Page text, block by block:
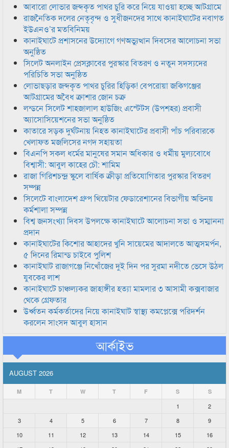
আবারো লোভার জব্দকৃত পাথর চুরি করে নিয়ে যাওয়া হচ্ছে আটগ্রামে
রাজনৈতিক দলের নেতৃবৃন্দ ও সুধীজনদের সাথে কানাইঘাটের নবাগত
ইউএনও’র মতবিনিময়
কানাইঘাটে প্রশাসনের উদ্যোগে গণঅভ্যুত্থান দিবসের আলোচনা সভা
অনুষ্ঠিত
সিলেট অনলাইন প্রেসক্লাবের পুরস্কার বিতরণ ও নতুন সদস্যদের
পরিচিতি সভা অনুষ্ঠিত
লোভাছড়ার জব্দকৃত পাথর চুরির হিড়িক! বেপরোয়া জকিগঞ্জের
আটগ্রামের অবৈধ ক্রাশার জোন চক্র
লন্ডনে সিলেট শাহজালাল হাউজিং এস্টেটস (উপশহর) প্রবাসী
অ্যাসোসিয়েশনের সভা অনুষ্ঠিত
কাতারে সড়ক দুর্ঘটনায় নিহত কানাইঘাটের প্রবাসী পাঁচ পরিবারকে
খেলাফত মজলিসের নগদ সহায়তা
বিএনপি সকল ধর্মের মানুষের সমান অধিকার ও ধর্মীয় মুল্যবোধে
বিশ্বাসী: আবুল কাহের চৌ: শামিম
রাজা গিরিশচন্দ্র স্কুলে বার্ষিক ক্রীড়া প্রতিযোগিতার পুরস্কার বিতরণ
সম্পন্ন
সিলেটে বাংলাদেশ গ্রুপ থিয়েটার ফেডারেশানের বিভাগীয় অভিনয়
কর্মশালা সম্পন্ন
বিশ্ব জনসংখ্যা দিবস উপলক্ষে কানাইঘাটে আলোচনা সভা ও সম্মাননা
প্রদান
কানাইঘাটের কিশোর আহাদের খুনি সায়েমের আদালতে আত্মসমর্পন,
৫ দিনের রিমান্ড চাইবে পুলিশ
কানাইঘাট রাজাগঞ্জে নিখোঁজের দুই দিন পর সুরমা নদীতে ভেসে উঠল
যুবকের লাশ
কানাইঘাটে চাঞ্চল্যকর জাহাঙ্গীর হত্যা মামলার ৩ আসামী কক্সবাজার
থেকে গ্রেফতার
উর্ধ্বতন কর্মকর্তাদের নিয়ে কানাইঘাট স্বাস্থ্য কমপ্লেক্সে পরিদর্শন
করলেন সাংসদ আবুল হাসান
আর্কাইভ
AUGUST 2026
M T W T F S S
1
2
3
4 5 6 7 8
9
10
11 12 13 14 15
16